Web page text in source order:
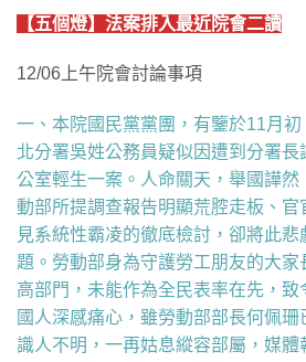
【五個燈】法案排入最近院會二讀
12/06上午院會討論事項
一、 本院國民黨黨團 ，有鑒於11月
北分署吳姓公務員疑似因遭到分署
公室輕生一案。人命關天，舉國譁然
動部所提調查報告明顯荒腔走板、官
見系統性霸凌的徹底檢討，卻將此
題。勞動部身為守護勞工朋友的大家
高部門，未能作為全民表率在先，致
國人深感痛心，雖勞動部部長何佩
識人不明，一再姑息縱容部屬，媒體